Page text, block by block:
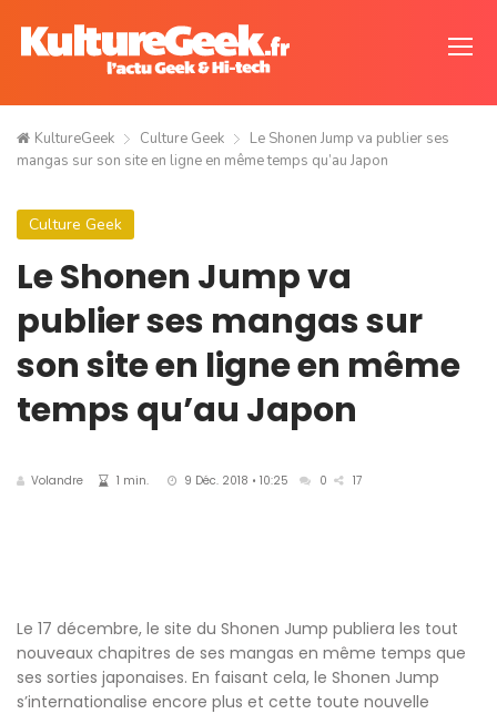
KultureGeek Culture Geek
Le Shonen Jump va publier ses
mangas sur son site en ligne en même temps qu’au Japon
Culture Geek
Le Shonen Jump va
publier ses mangas sur
son site en ligne en même
temps qu’au Japon
Volandre 1 min. 9 Déc. 2018 • 10:25 0 17
Le 17 décembre, le site du Shonen Jump publiera les tout
nouveaux chapitres de ses mangas en même temps que
ses sorties japonaises. En faisant cela, le Shonen Jump
s’internationalise encore plus et cette toute nouvelle